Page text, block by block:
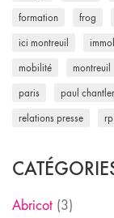
formation frog
ici montreuil
mobilité montreuil
paris paul chantler
relations presse rp
Abricot (3)